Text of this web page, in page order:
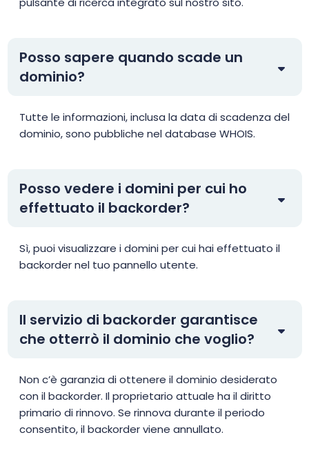
Posso sapere quando scade un
dominio?
Tutte le informazioni, inclusa la data di scadenza del
dominio, sono pubbliche nel database WHOIS.
Posso vedere i domini per cui ho
effettuato il backorder?
Sì, puoi visualizzare i domini per cui hai effettuato il
backorder nel tuo pannello utente.
Il servizio di backorder garantisce
che otterrò il dominio che voglio?
Non c’è garanzia di ottenere il dominio desiderato
con il backorder. Il proprietario attuale ha il diritto
primario di rinnovo. Se rinnova durante il periodo
consentito, il backorder viene annullato.